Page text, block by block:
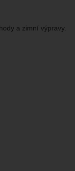
a zimní výpravy.